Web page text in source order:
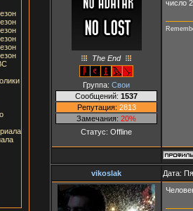
The End
Группа: Свои
Сообщений: 1537
Репутация: 2813
Замечания: 20%
Статус: Offline
число
vikoslak Дата: